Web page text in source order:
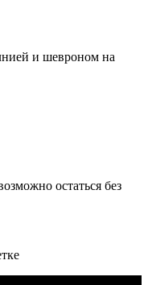
и шевроном на
остаться без